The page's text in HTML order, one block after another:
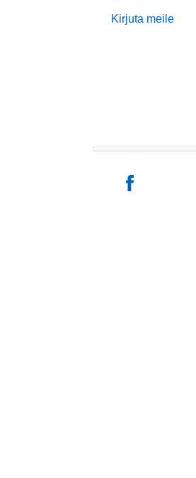
Kirjuta meile